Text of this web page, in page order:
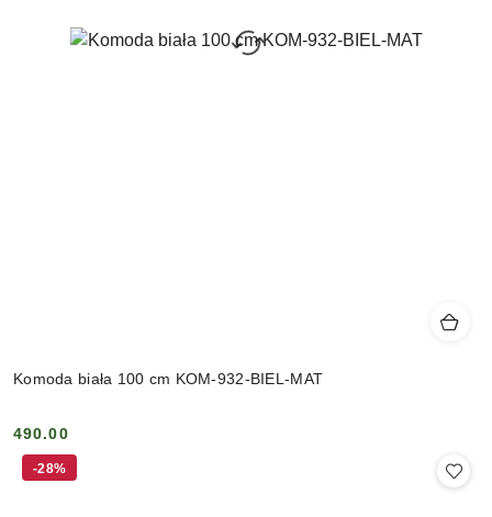
Komoda biała 100 cm KOM-932-BIEL-MAT
Cena:
490.00
-28%